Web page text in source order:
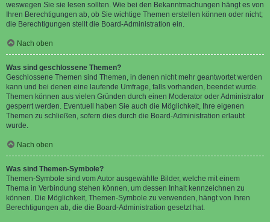
weswegen Sie sie lesen sollten. Wie bei den Bekanntmachungen hängt es von
Ihren Berechtigungen ab, ob Sie wichtige Themen erstellen können oder nicht;
die Berechtigungen stellt die Board-Administration ein.
Nach oben
Was sind geschlossene Themen?
Geschlossene Themen sind Themen, in denen nicht mehr geantwortet werden
kann und bei denen eine laufende Umfrage, falls vorhanden, beendet wurde.
Themen können aus vielen Gründen durch einen Moderator oder Administrator
gesperrt werden. Eventuell haben Sie auch die Möglichkeit, Ihre eigenen
Themen zu schließen, sofern dies durch die Board-Administration erlaubt
wurde.
Nach oben
Was sind Themen-Symbole?
Themen-Symbole sind vom Autor ausgewählte Bilder, welche mit einem
Thema in Verbindung stehen können, um dessen Inhalt kennzeichnen zu
können. Die Möglichkeit, Themen-Symbole zu verwenden, hängt von Ihren
Berechtigungen ab, die die Board-Administration gesetzt hat.